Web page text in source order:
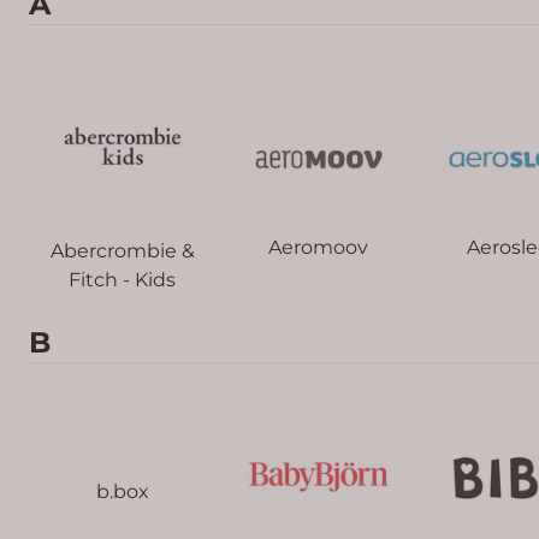
Abercrombie &
Fitch - Kids
Aeromoov
B
b.box